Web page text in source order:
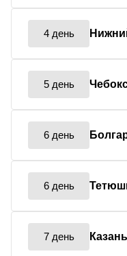
4 день
5 день
6 день
6 день
7 день Казань